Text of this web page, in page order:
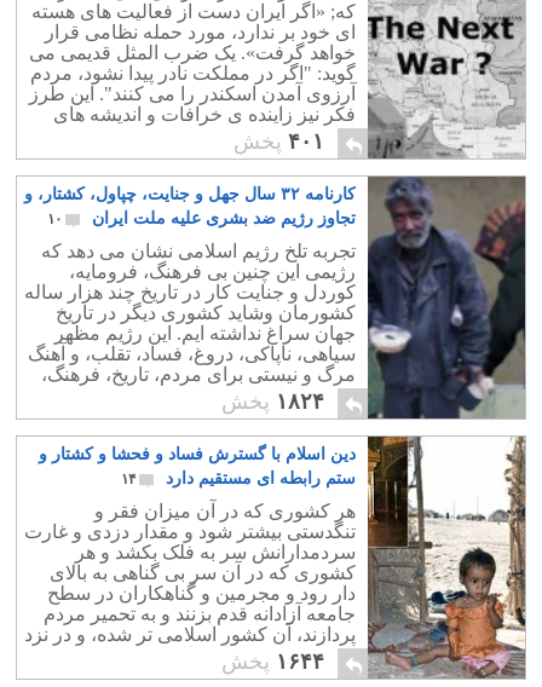
که; «اگر ایران دست از فعالیت های هسته
ای خود بر ندارد، مورد حمله نظامی قرار
خواهد گرفت». یک ضرب المثل قدیمی می
گوید: "اگر در مملکت نادر پیدا نشود، مردم
آرزوی آمدن اسکندر را می کنند". این طرز
فکر نیز زاینده ی خرافات و اندیشه های
امام زمانی است.
۴۰۱ پخش
کارنامه ۳۲ سال جهل و جنایت، چپاول، کشتار، و
تجاوز رژیم ضد بشری علیه ملت ایران
۱۰
تجربه تلخ رژیم اسلامی نشان می دهد که
رژیمی این چنین بی فرهنگ، فرومایه،
کوردل و جنایت کار در تاریخ چند هزار ساله
کشورمان وشاید کشوری دیگر در تاریخ
جهان سراغ نداشته ایم. این رژیم مظهر
سیاهی، ناپاکی، دروغ، فساد، تقلب، و آهنگ
مرگ و نیستی برای مردم، تاریخ، فرهنگ،
وهمه ارکان کشورمان بوده و هست.
۱۸۲۴ پخش
دین اسلام با گسترش فساد و فحشا و کشتار و
ستم رابطه ای مستقیم دارد
۱۴
هر کشوری که در آن میزان فقر و
تنگدستی بیشتر شود و مقدار دزدی و غارت
سردمدارانش سر به فلک بکشد و هر
کشوری که در آن سر بی گناهی به بالای
دار رود و مجرمین و گناهکاران در سطح
جامعه آزادانه قدم بزنند و به تحمیر مردم
پردازند، آن کشور اسلامی تر شده، و در نزد
الله مدینه از منزلت بالاتری برخوردار
خواهد بود.
۱۶۴۴ پخش